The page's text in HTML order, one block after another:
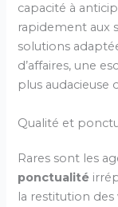
capacité à
rapidement aux
solutions
d’affaires, une
plus audacieuse
Qualité et
Rares sont les
ponctualité
la restitution des